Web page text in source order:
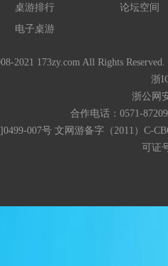
桌游排行
电子桌游
论坛空间
2021 173zy.com All Rights
浙
浙公网
合作电话：0571-
007号 文网游备字（2011）C-
可证